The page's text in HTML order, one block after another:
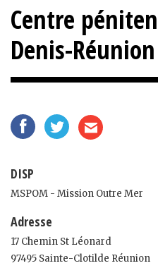
Centre
Denis-Réunion
DISP
MSPOM - Mission Outre Mer
Adresse
17 Chemin St Léonard
97495 Sainte-Clotilde Réunion